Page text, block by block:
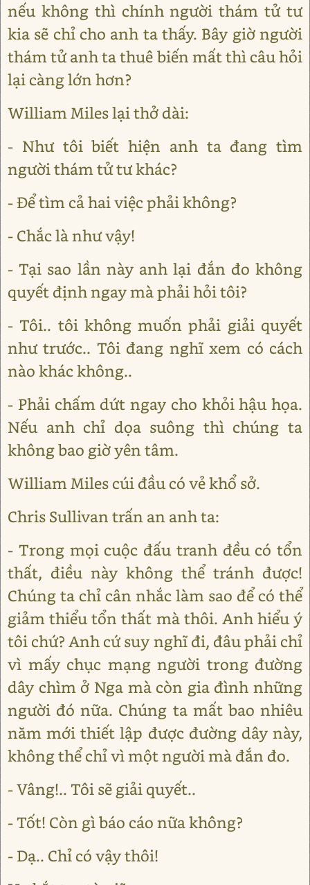
nếu không thì chính người thám tử tư
kia sẽ chỉ cho anh ta thấy. Bây giờ người
thám tử anh ta thuê biến mất thì câu hỏi
lại càng lớn hơn?
William Miles lại thở dài:
- Như tôi biết hiện anh ta đang tìm
người thám tử tư khác?
- Để tìm cả hai việc phải không?
- Chắc là như vậy!
- Tại sao lần này anh lại đắn đo không
quyết định ngay mà phải hỏi tôi?
- Tôi.. tôi không muốn phải giải quyết
như trước.. Tôi đang nghĩ xem có cách
nào khác không..
- Phải chấm dứt ngay cho khỏi hậu họa.
Nếu anh chỉ dọa suông thì chúng ta
không bao giờ yên tâm.
William Miles cúi đầu có vẻ khổ sở.
Chris Sullivan trấn an anh ta:
- Trong mọi cuộc đấu tranh đều có tổn
thất, điều này không thể tránh được!
Chúng ta chỉ cân nhắc làm sao để có thể
giảm thiểu tổn thất mà thôi. Anh hiểu ý
tôi chứ? Anh cứ suy nghĩ đi, đâu phải chỉ
vì mấy chục mạng người trong đường
dây chìm ở Nga mà còn gia đình những
người đó nữa. Chúng ta mất bao nhiêu
năm mới thiết lập được đường dây này,
không thể chỉ vì một người mà đắn đo.
- Vâng!.. Tôi sẽ giải quyết..
- Tốt! Còn gì báo cáo nữa không?
- Dạ.. Chỉ có vậy thôi!